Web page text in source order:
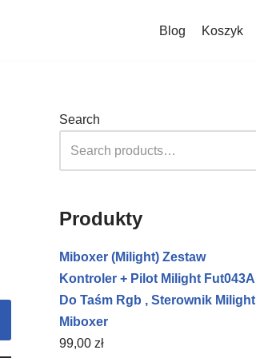
Blog Koszyk
Search
Produkty
Miboxer (Milight) Zestaw
Kontroler + Pilot Milight Fut043A
Do Taśm Rgb , Sterownik Milight
Miboxer
99,00 zł